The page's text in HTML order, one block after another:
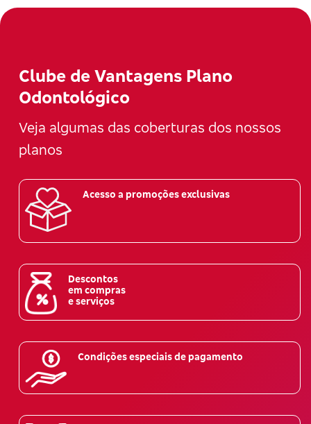
Clube de Vantagens Plano
Odontológico
Veja algumas das coberturas dos nossos
planos
Acesso a promoções exclusivas
Descontos
em compras
e serviços
Condições especiais de pagamento